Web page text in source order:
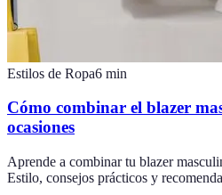
Estilos de Ropa6 min
Cómo combinar el blazer
ocasiones
Aprende a combinar tu blazer
Estilo, consejos prácticos y